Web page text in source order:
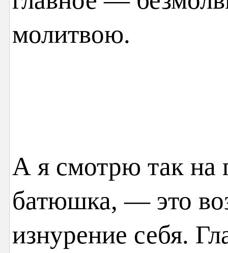
молитвою.
А я смотрю так на
батюшка, — это
изнурение себя.